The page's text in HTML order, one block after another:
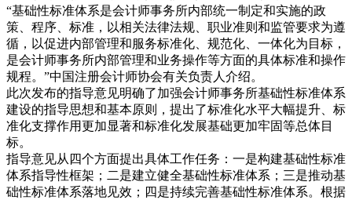
“基础性标准体系是会计师事务所内部统一制定和实施的政
策、程序、标准，以相关法律法规、职业准则和监管要求为遵
循，以促进内部管理和服务标准化、规范化、一体化为目标，
是会计师事务所内部管理和业务操作等方面的具体标准和操作
规程。”中国注册会计师协会有关负责人介绍。
此次发布的指导意见明确了加强会计师事务所基础性标准体系
建设的指导思想和基本原则，提出了标准化水平大幅提升、标
准化支撑作用更加显著和标准化发展基础更加牢固等总体目
标。
指导意见从四个方面提出具体工作任务：一是构建基础性标准
体系指导性框架；二是建立健全基础性标准体系；三是推动基
础性标准体系落地见效；四是持续完善基础性标准体系。根据